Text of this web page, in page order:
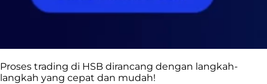
Proses trading di HSB dirancang dengan langkah-
langkah yang cepat dan mudah!